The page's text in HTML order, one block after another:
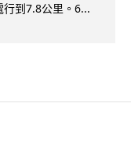
到7.8公里。6...